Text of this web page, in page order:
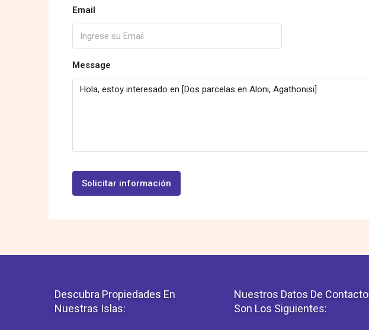
Email
Message
Solicitar información
Descubra Propiedades En
Nuestras Islas:
Nuestros Datos De Contacto
Son Los Siguientes: